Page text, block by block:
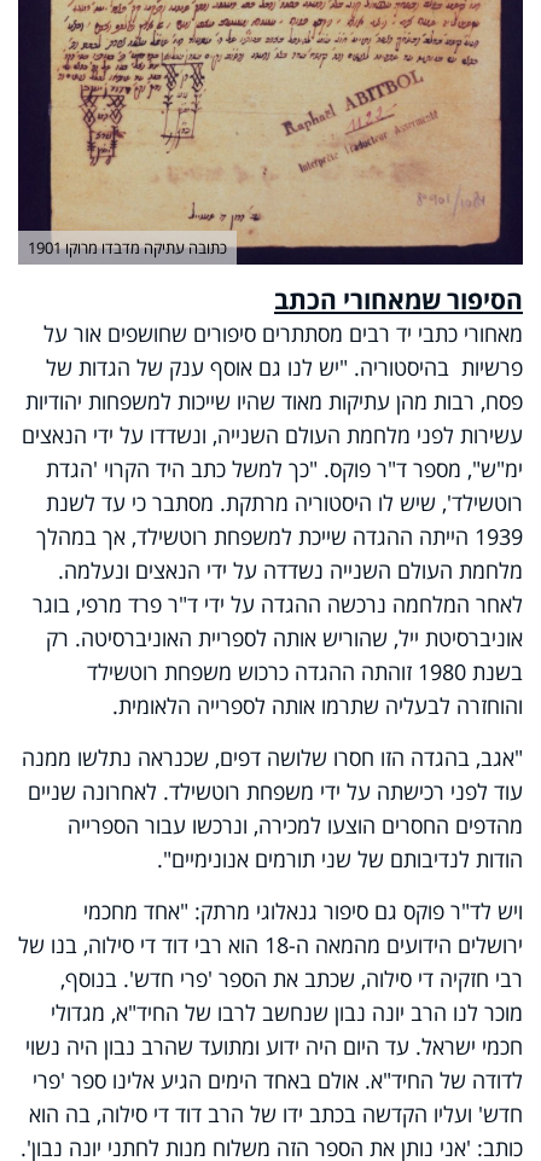
כתובה עתיקה מדבדו מרוקו 1901
הסיפור שמאחורי הכתב
מאחורי כתבי יד רבים מסתתרים סיפורים שחושפים אור על
פרשיות בהיסטוריה. "יש לנו גם אוסף ענק של הגדות של
פסח, רבות מהן עתיקות מאוד שהיו שייכות למשפחות יהודיות
עשירות לפני מלחמת העולם השנייה, ונשדדו על ידי הנאצים
ימ"ש", מספר ד"ר פוקס. "כך למשל כתב היד הקרוי 'הגדת
רוטשילד', שיש לו היסטוריה מרתקת. מסתבר כי עד לשנת
1939 הייתה ההגדה שייכת למשפחת רוטשילד, אך במהלך
מלחמת העולם השנייה נשדדה על ידי הנאצים ונעלמה.
לאחר המלחמה נרכשה ההגדה על ידי ד"ר פרד מרפי, בוגר
אוניברסיטת ייל, שהוריש אותה לספריית האוניברסיטה. רק
בשנת 1980 זוהתה ההגדה כרכוש משפחת רוטשילד
והוחזרה לבעליה שתרמו אותה לספרייה הלאומית.
"אגב, בהגדה הזו חסרו שלושה דפים, שכנראה נתלשו ממנה
עוד לפני רכישתה על ידי משפחת רוטשילד. לאחרונה שניים
מהדפים החסרים הוצעו למכירה, ונרכשו עבור הספרייה
הודות לנדיבותם של שני תורמים אנונימיים".
ויש לד"ר פוקס גם סיפור גנאלוגי מרתק: "אחד מחכמי
ירושלים הידועים מהמאה ה-18 הוא רבי דוד די סילוה, בנו של
רבי חזקיה די סילוה, שכתב את הספר 'פרי חדש'. בנוסף,
מוכר לנו הרב יונה נבון שנחשב לרבו של החיד"א, מגדולי
חכמי ישראל. עד היום היה ידוע ומתועד שהרב נבון היה נשוי
לדודה של החיד"א. אולם באחד הימים הגיע אלינו ספר 'פרי
חדש' ועליו הקדשה בכתב ידו של הרב דוד די סילוה, בה הוא
כותב: 'אני נותן את הספר הזה משלוח מנות לחתני יונה נבון'.